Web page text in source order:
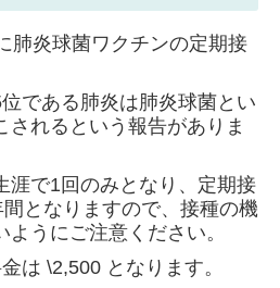
肺炎球菌ワクチンの定期接
である肺炎は肺炎球菌とい
されるという報告がありま
で1回のみとなり、 定期接
となりますので、接種の機
うにご注意ください。
は \2,500 となります。